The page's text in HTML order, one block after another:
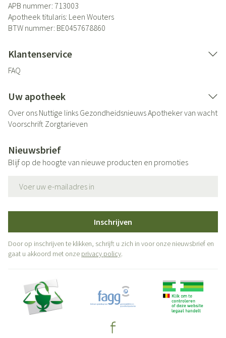
APB nummer: 713003
Apotheek titularis: Leen Wouters
BTW nummer: BE0457678860
Klantenservice
FAQ
Uw apotheek
Over ons Nuttige links GezondheidsnieuwsApotheker van wacht
Voorschrift Zorgtarieven
Nieuwsbrief
Blijf op de hoogte van nieuwe producten en promoties
Inschrijven
Door op inschrijven te klikken, schrijft u zich in voor onze nieuwsbrief en
gaat u akkoord met onze privacy policy.